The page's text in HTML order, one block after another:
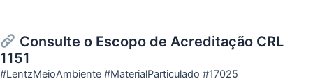
Consulte o Escopo de Acreditação CRL
1151
#LentzMeioAmbiente #MaterialParticulado #17025